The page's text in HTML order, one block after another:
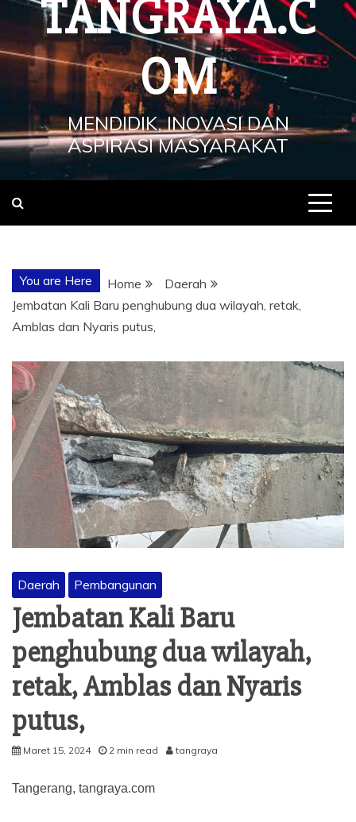
TANGRAYA.C
OM
MENDIDIK, INOVASI DAN
ASPIRASI MASYARAKAT
You are Here Home
Daerah
Jembatan Kali Baru penghubung dua wilayah, retak,
Amblas dan Nyaris putus,
Daerah Pembangunan
Jembatan Kali Baru
penghubung dua wilayah,
retak, Amblas dan Nyaris
putus,
Maret 15, 2024 2 min read tangraya
Tangerang, tangraya.com